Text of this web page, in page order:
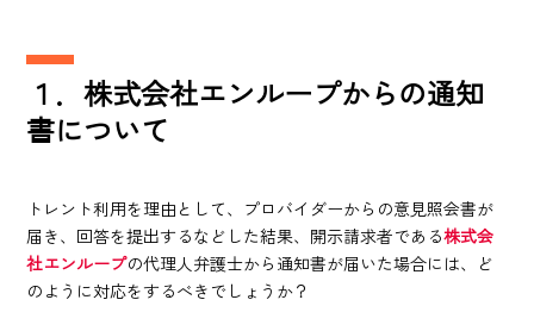
１．株式会社エンループからの通知
書について
トレント利用を理由として、プロバイダーからの意見照会書が
届き、回答を提出するなどした結果、開示請求者である株式会
社エンループの代理人弁護士から通知書が届いた場合には、ど
のように対応をするべきでしょうか？